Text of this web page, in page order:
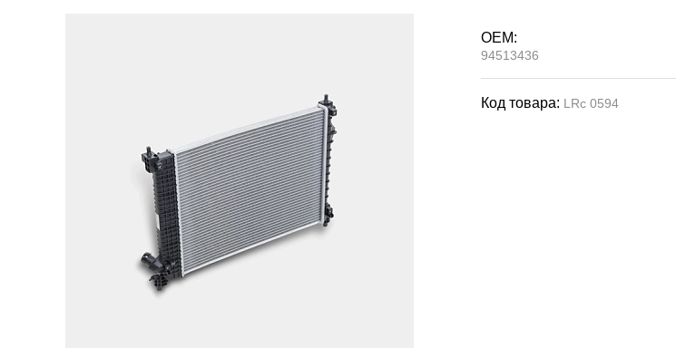
OEM:
94513436
Код товара: LRc 0594